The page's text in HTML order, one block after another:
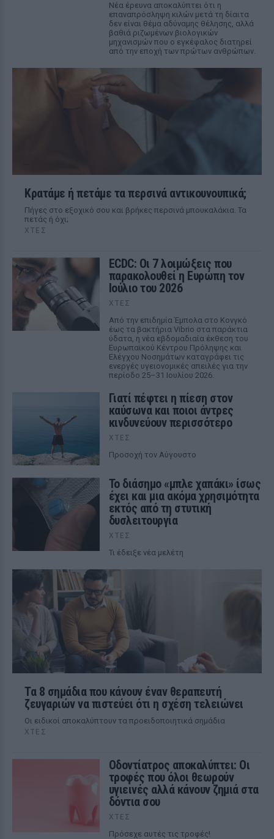
Νέα έρευνα αποκαλύπτει ότι η
επαναπρόσληψη κιλών μετά τη δίαιτα
δεν είναι θέμα αδύναμης θέλησης, αλλά
βαθιά ριζωμένων βιολογικών
μηχανισμών που ο εγκέφαλος διατηρεί
από την εποχή των πρώτων ανθρώπων.
Κρατάμε ή πετάμε τα περσινά αντικουνουπικά;
Πήγες στο εξοχικό σου και βρήκες περσινά μπουκαλάκια. Τα
πετάς ή όχι;
ΧΤΕΣ
ECDC: Οι 7 λοιμώξεις που
παρακολουθεί η Ευρώπη τον
Ιούλιο του 2026
ΧΤΕΣ
Από την επιδημία Έμπολα στο Κονγκό
έως τα βακτήρια Vibrio στα παράκτια
ύδατα, η νέα εβδομαδιαία έκθεση του
Ευρωπαϊκού Κέντρου Πρόληψης και
Ελέγχου Νοσημάτων καταγράφει τις
ενεργές υγειονομικές απειλές για την
περίοδο 25–31 Ιουλίου 2026.
Γιατί πέφτει η πίεση στον
καύσωνα και ποιοι άντρες
κινδυνεύουν περισσότερο
ΧΤΕΣ
Προσοχή τον Αύγουστο
Το διάσημο «μπλε χαπάκι» ίσως
έχει και μια ακόμα χρησιμότητα
εκτός από τη στυτική
δυσλειτουργία
ΧΤΕΣ
Τι έδειξε νέα μελέτη
Τα 8 σημάδια που κάνουν έναν θεραπευτή
ζευγαριών να πιστεύει ότι η σχέση τελειώνει
Οι ειδικοί αποκαλύπτουν τα προειδοποιητικά σημάδια
ΧΤΕΣ
Οδοντίατρος αποκαλύπτει: Οι
τροφές που όλοι θεωρούν
υγιεινές αλλά κάνουν ζημιά στα
δόντια σου
ΧΤΕΣ
Πρόσεχε αυτές τις τροφές!